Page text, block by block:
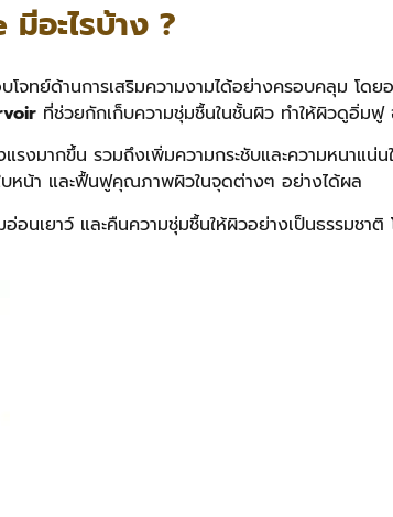
อะไรบ้าง ?
จทย์ด้านการเสริมความงามได้อย่างครอบคลุม โด
ที่ช่วยกักเก็บความชุ่มชื้นในชั้นผิว ทำให้ผิวดูอิ่มฟู
งมากขึ้น รวมถึงเพิ่มความกระชับและความหนาแน่
บหน้า และฟื้นฟูคุณภาพผิวในจุดต่างๆ อย่างได้ผล
เยาว์ และคืนความชุ่มชื้นให้ผิวอย่างเป็นธรรมชาติ